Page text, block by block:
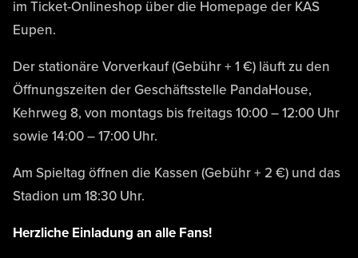
im Ticket-Onlineshop über die Homepage der KAS
Eupen.
Der stationäre Vorverkauf (Gebühr + 1 €) läuft zu den
Öffnungszeiten der Geschäftsstelle PandaHouse,
Kehrweg 8, von montags bis freitags 10:00 – 12:00 Uhr
sowie 14:00 – 17:00 Uhr.
Am Spieltag öffnen die Kassen (Gebühr + 2 €) und das
Stadion um 18:30 Uhr.
Herzliche Einladung an alle Fans!